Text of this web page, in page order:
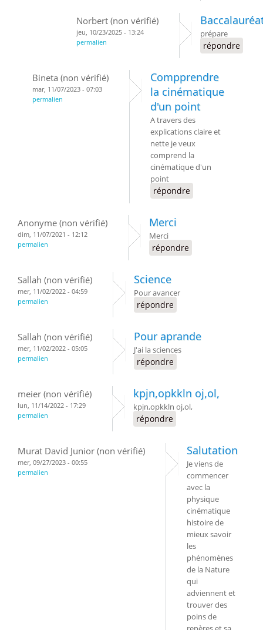
Norbert (non vérifié)
jeu, 10/23/2025 - 13:24
permalien
prépare
répondre
Bineta (non vérifié)
mar, 11/07/2023 - 07:03
permalien
Compprendre
la cinématique
d'un point
A travers des
explications claire et
nette je veux
comprend la
cinématique d'un
point
répondre
Anonyme (non vérifié)
dim, 11/07/2021 - 12:12
permalien
Merci
Merci
répondre
Sallah (non vérifié)
mer, 11/02/2022 - 04:59
permalien
Science
Pour avancer
répondre
Sallah (non vérifié)
mer, 11/02/2022 - 05:05
permalien
Pour aprande
J'ai la sciences
répondre
meier (non vérifié)
lun, 11/14/2022 - 17:29
permalien
kpjn,opkkln oj,ol,
kpjn,opkkln oj,ol,
répondre
Murat David Junior (non vérifié)
mer, 09/27/2023 - 00:55
permalien
Salutation
Je viens de
commencer
avec la
physique
cinématique
histoire de
mieux savoir
les
phénomènes
de la Nature
qui
adviennent et
trouver des
poins de